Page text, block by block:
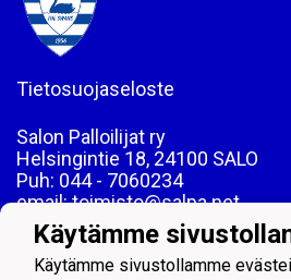
Tietosuojaseloste
Salon Palloilijat ry
Helsingintie 18, 24100 SALO
Puh: 044 - 7060234
email: toimisto@salpa.net
LY 0139538-2
Käytämme
Käytämme sivustollamme